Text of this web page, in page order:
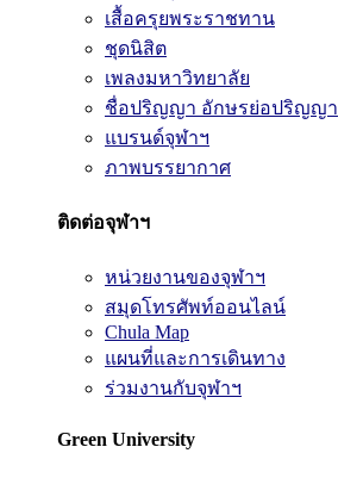
เสื้อครุยพระราชทาน
ชุดนิสิต
เพลงมหาวิทยาลัย
ชื่อปริญญา อักษรย่อปริญญา
แบรนด์จุฬาฯ
ภาพบรรยากาศ
ติดต่อจุฬาฯ
หน่วยงานของจุฬาฯ
สมุดโทรศัพท์ออนไลน์
Chula Map
แผนที่และการเดินทาง
ร่วมงานกับจุฬาฯ
Green University